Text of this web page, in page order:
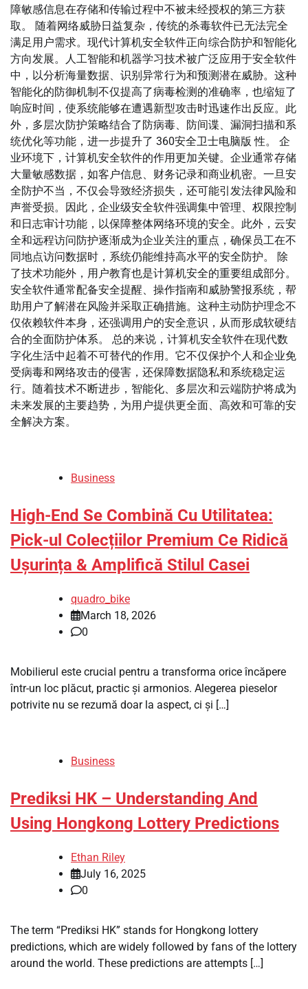
障敏感信息在存储和传输过程中不被未经授权的第三方获
取。 随着网络威胁日益复杂，传统的杀毒软件已无法完全
满足用户需求。现代计算机安全软件正向综合防护和智能化
方向发展。人工智能和机器学习技术被广泛应用于安全软件
中，以分析海量数据、识别异常行为和预测潜在威胁。这种
智能化的防御机制不仅提高了病毒检测的准确率，也缩短了
响应时间，使系统能够在遭遇新型攻击时迅速作出反应。此
外，多层次防护策略结合了防病毒、防间谍、漏洞扫描和系
统优化等功能，进一步提升了 360安全卫士电脑版 性。 企
业环境下，计算机安全软件的作用更加关键。企业通常存储
大量敏感数据，如客户信息、财务记录和商业机密。一旦安
全防护不当，不仅会导致经济损失，还可能引发法律风险和
声誉受损。因此，企业级安全软件强调集中管理、权限控制
和日志审计功能，以保障整体网络环境的安全。此外，云安
全和远程访问防护逐渐成为企业关注的重点，确保员工在不
同地点访问数据时，系统仍能维持高水平的安全防护。 除
了技术功能外，用户教育也是计算机安全的重要组成部分。
安全软件通常配备安全提醒、操作指南和威胁警报系统，帮
助用户了解潜在风险并采取正确措施。这种主动防护理念不
仅依赖软件本身，还强调用户的安全意识，从而形成软硬结
合的全面防护体系。 总的来说，计算机安全软件在现代数
字化生活中起着不可替代的作用。它不仅保护个人和企业免
受病毒和网络攻击的侵害，还保障数据隐私和系统稳定运
行。随着技术不断进步，智能化、多层次和云端防护将成为
未来发展的主要趋势，为用户提供更全面、高效和可靠的安
全解决方案。
Business
High-End Se Combină Cu Utilitatea:
Pick-ul Colecțiilor Premium Ce Ridică
Ușurința & Amplifică Stilul Casei
quadro_bike
March 18, 2026
0
Mobilierul este crucial pentru a transforma orice încăpere
într-un loc plăcut, practic și armonios. Alegerea pieselor
potrivite nu se rezumă doar la aspect, ci și […]
Business
Prediksi HK – Understanding And
Using Hongkong Lottery Predictions
Ethan Riley
July 16, 2025
0
The term “Prediksi HK” stands for Hongkong lottery
predictions, which are widely followed by fans of the lottery
around the world. These predictions are attempts […]